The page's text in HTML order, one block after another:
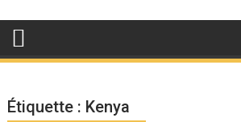
Étiquette : Kenya